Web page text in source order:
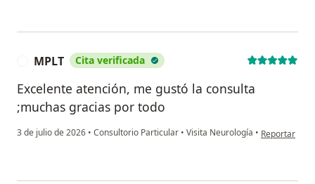
MPLT Cita verificada
Excelente atención, me gustó la consulta
;muchas gracias por todo
3 de julio de 2026 • Consultorio Particular • Visita Neurología • en opinión
Reportar